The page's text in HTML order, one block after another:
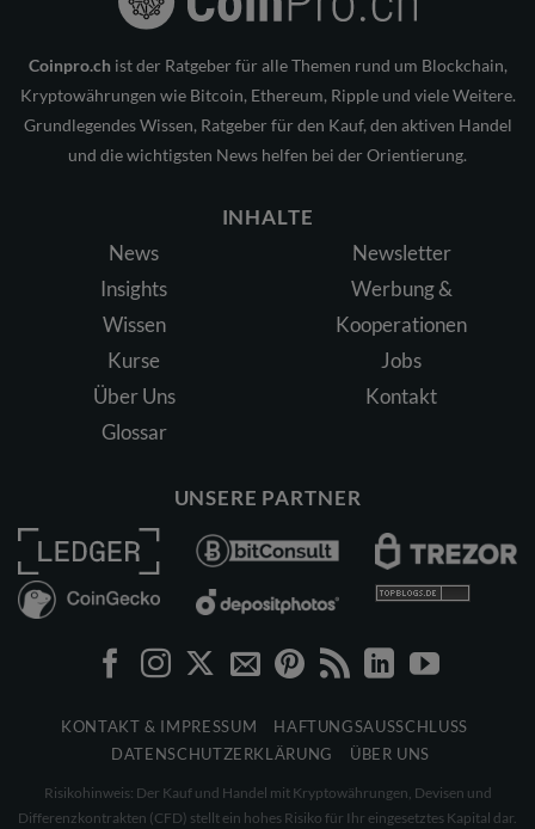
Coinpro.ch ist der Ratgeber für alle Themen rund um Blockchain,
Kryptowährungen wie Bitcoin, Ethereum, Ripple und viele Weitere.
Grundlegendes Wissen, Ratgeber für den Kauf, den aktiven Handel
und die wichtigsten News helfen bei der Orientierung.
INHALTE
News
Insights
Wissen
Kurse
Über Uns
Glossar
Newsletter
Werbung &
Kooperationen
Jobs
Kontakt
UNSERE PARTNER
KONTAKT & IMPRESSUM
HAFTUNGSAUSSCHLUSS
DATENSCHUTZERKLÄRUNG
ÜBER UNS
Risikohinweis: Der Kauf und Handel mit Kryptowährungen, Devisen und
Differenzkontrakten (CFD) stellt ein hohes Risiko für Ihr eingesetztes Kapital dar.